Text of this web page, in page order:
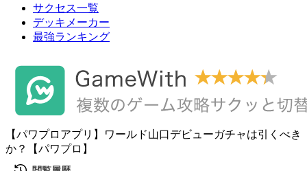
サクセス一覧
デッキメーカー
最強ランキング
【パワプロアプリ】ワールド山口デビューガチャは引くべき
か？【パワプロ】